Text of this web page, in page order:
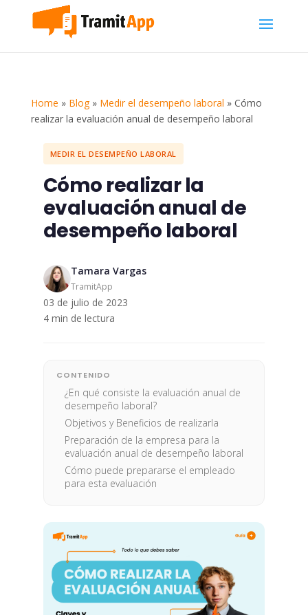
Home » Blog» Medir el desempeño laboral » Cómo
realizar la evaluación anual de desempeño laboral
MEDIR EL DESEMPEÑO LABORAL
Cómo realizar la
evaluación anual de
desempeño laboral
Tamara Vargas
TramitApp
03 de julio de 2023
4 min de lectura
CONTENIDO
¿En qué consiste la evaluación anual de
desempeño laboral?
Objetivos y Beneficios de realizarla
Preparación de la empresa para la
evaluación anual de desempeño laboral
Cómo puede prepararse el empleado
para esta evaluación